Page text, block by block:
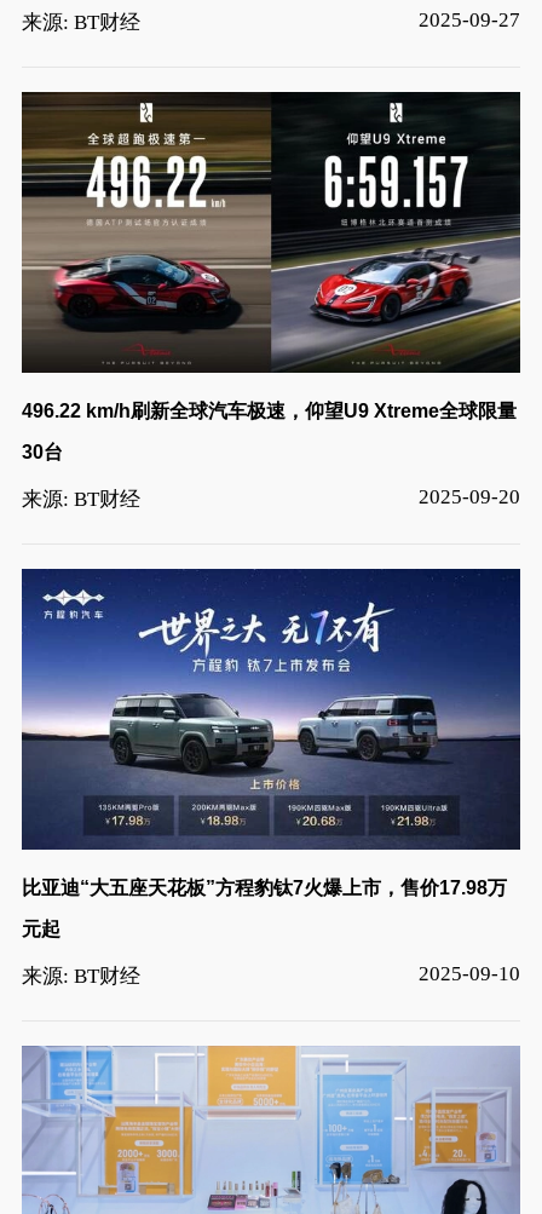
来源: BT财经 2025-09-27
496.22 km/h刷新全球汽车极速，仰望U9 Xtreme全球限量
30台
来源: BT财经 2025-09-20
比亚迪“大五座天花板”方程豹钛7火爆上市，售价17.98万
元起
来源: BT财经 2025-09-10